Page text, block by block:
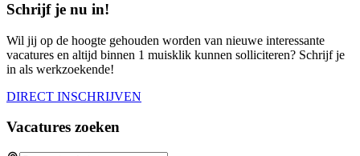
Schrijf je nu in!
Wil jij op de hoogte gehouden worden van nieuwe interessante
vacatures en altijd binnen 1 muisklik kunnen solliciteren? Schrijf je
in als werkzoekende!
DIRECT INSCHRIJVEN
Vacatures zoeken